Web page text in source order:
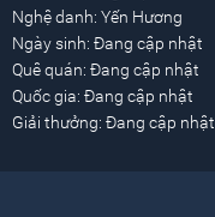
Nghệ danh: Yến Hương
Ngày sinh: Đang cập nhật
Quê quán: Đang cập nhật
Quốc gia: Đang cập nhật
Giải thưởng: Đang cập nhật